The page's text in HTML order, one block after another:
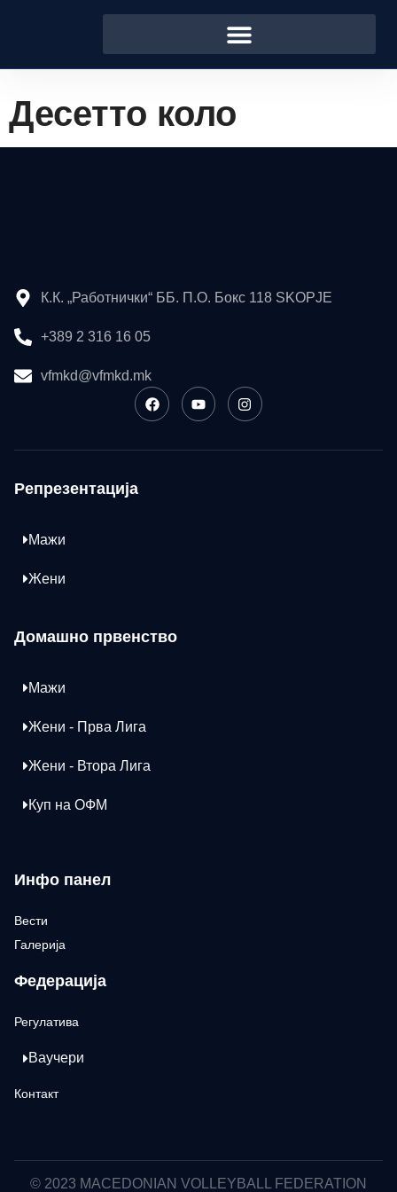
Десетто коло
К.К. „Работнички“ ББ. П.О. Бокс 118 SKOPJE
+389 2 316 16 05
vfmkd@vfmkd.mk
Репрезентација
Мажи
Жени
Домашно првенство
Мажи
Жени - Прва Лига
Жени - Втора Лига
Куп на ОФМ
Инфо панел
Вести
Галерија
Федерација
Регулатива
Ваучери
Контакт
© 2023 MACEDONIAN VOLLEYBALL FEDERATION